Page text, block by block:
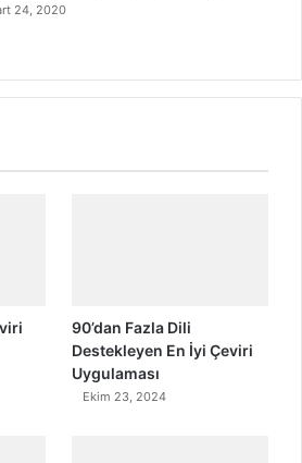
24, 2020
90’dan Fazla Dili
Destekleyen En İyi Çeviri
Uygulaması
Ekim 23, 2024